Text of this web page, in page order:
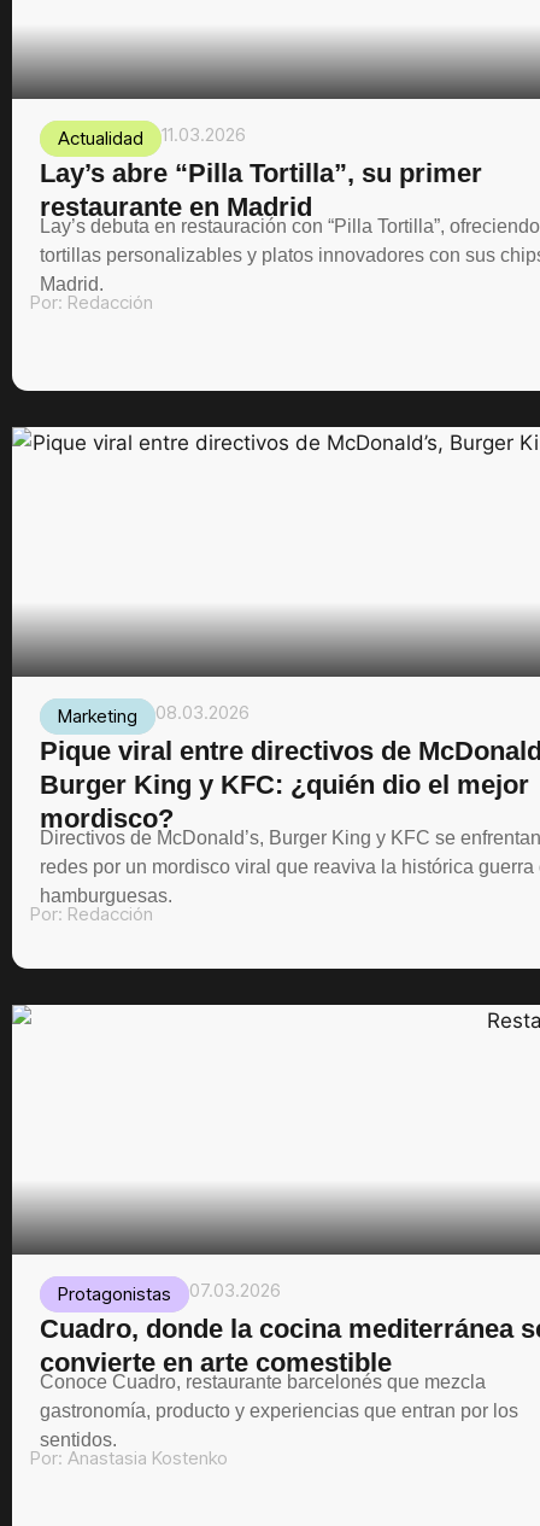
Actualidad 11.03.2026
Lay’s abre “Pilla Tortilla”, su primer
restaurante en Madrid
Lay’s debuta en restauración con “Pilla Tortilla”, ofreciendo
tortillas personalizables y platos innovadores con sus
Madrid.
Por: Redacción
Marketing 08.03.2026
Pique viral entre directivos de
Burger King y KFC: ¿quién dio el mejor
mordisco?
Directivos de McDonald’s, Burger King y KFC se
redes por un mordisco viral que reaviva la histórica guerra
hamburguesas.
Por: Redacción
Protagonistas 07.03.2026
Cuadro, donde la cocina mediterránea
convierte en arte comestible
Conoce Cuadro, restaurante barcelonés que mezcla
gastronomía, producto y experiencias que entran por los
sentidos.
Por: Anastasia Kostenko